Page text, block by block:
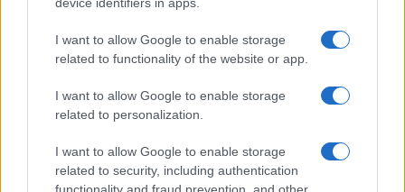
I want to allow Google to enable storage
related to functionality of the website or app.
I want to allow Google to enable storage
related to personalization.
I want to allow Google to enable storage
related to security, including authentication
beteg,
amelyet minden évben műsorra tűznek a Comédie-
Française-ben, ha máskor nem, a mester halála napján,
február 17-én – arra emlékezvén, hogy 1673. február 17-én
ebben a darabban játszotta utolsó szerepét, a képzelt